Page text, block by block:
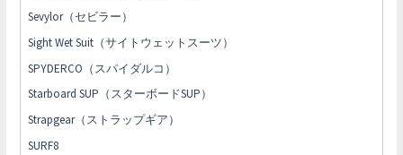
Sevylor（セビラー）
Sight Wet Suit（サイトウェットスーツ）
SPYDERCO（スパイダルコ）
Starboard SUP（スターボードSUP）
Strapgear（ストラップギア）
SURF8